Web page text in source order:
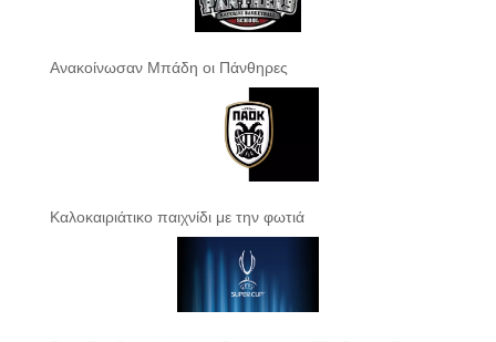
Ανακοίνωσαν Μπάδη οι Πάνθηρες
Καλοκαιριάτικο παιχνίδι με την φωτιά